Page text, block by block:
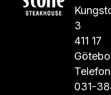
3
411 17
Telefon
031-